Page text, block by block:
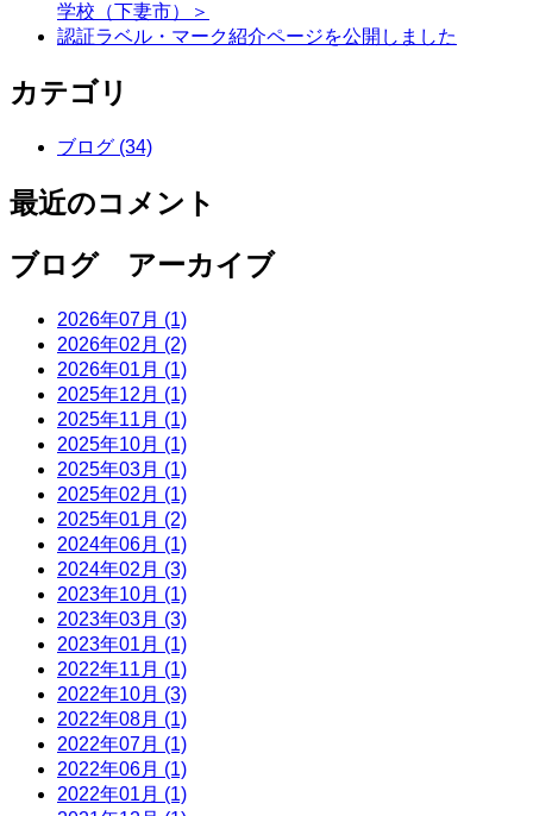
学校（下妻市）＞
認証ラベル・マーク紹介ページを公開しました
カテゴリ
ブログ (34)
最近のコメント
ブログ アーカイブ
2026年07月 (1)
2026年02月 (2)
2026年01月 (1)
2025年12月 (1)
2025年11月 (1)
2025年10月 (1)
2025年03月 (1)
2025年02月 (1)
2025年01月 (2)
2024年06月 (1)
2024年02月 (3)
2023年10月 (1)
2023年03月 (3)
2023年01月 (1)
2022年11月 (1)
2022年10月 (3)
2022年08月 (1)
2022年07月 (1)
2022年06月 (1)
2022年01月 (1)